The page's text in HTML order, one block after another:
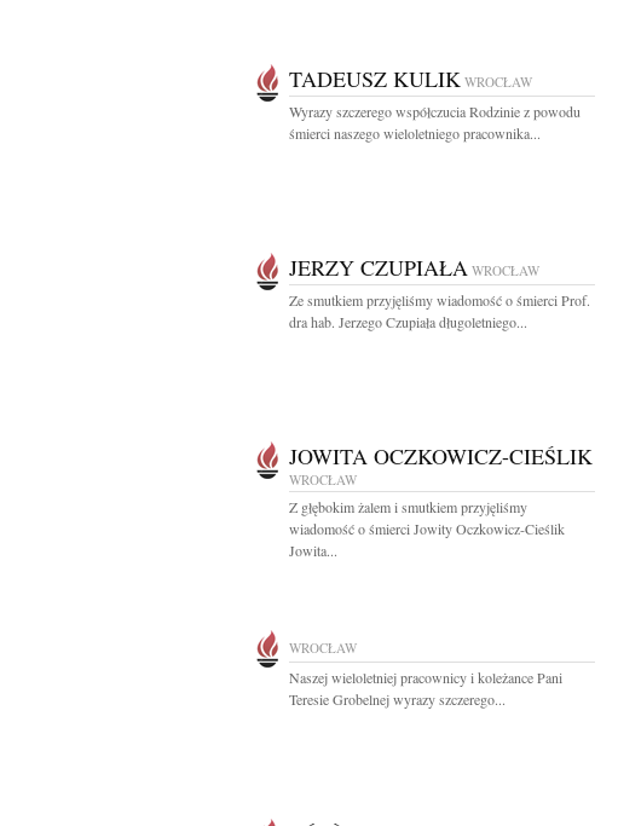
TADEUSZ KULIK WROCŁAW
Wyrazy szczerego współczucia Rodzinie z powodu
śmierci naszego wieloletniego pracownika...
JERZY CZUPIAŁA WROCŁAW
Ze smutkiem przyjęliśmy wiadomość o śmierci Prof.
dra hab. Jerzego Czupiała długoletniego...
JOWITA OCZKOWICZ-CIEŚLIK
WROCŁAW
Z głębokim żalem i smutkiem przyjęliśmy
wiadomość o śmierci Jowity Oczkowicz-Cieślik
Jowita...
WROCŁAW
Naszej wieloletniej pracownicy i koleżance Pani
Teresie Grobelnej wyrazy szczerego...